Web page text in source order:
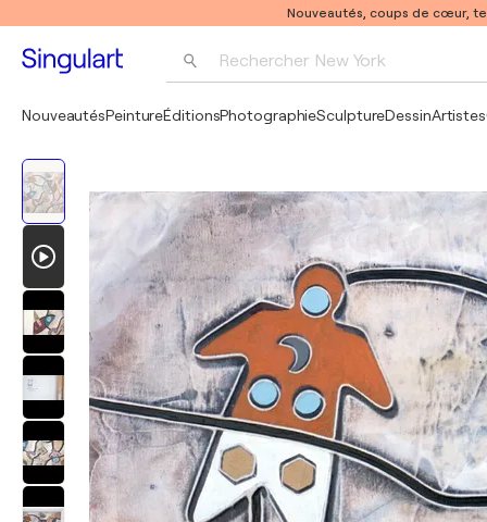
Nouveautés, coups de cœur,
Rechercher New York
Pablo Picasso
NouveautésPeintureÉditionsPhotographieSculptureDessinArtistes